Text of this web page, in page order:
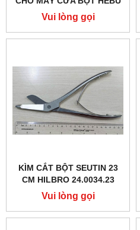
HB-8894)
Vui lòng gọi
KÌM CẮT BỘT SEUTIN 23
CM HILBRO 24.0034.23
Vui lòng gọi